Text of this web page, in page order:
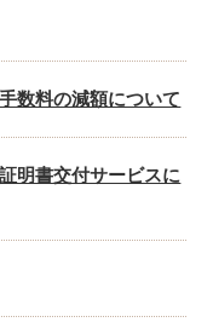
数料の減額について
明書交付サービスに